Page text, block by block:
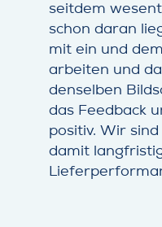
seitdem
schon daran
mit ein und
arbeiten und
denselben
das Feedback
positiv. Wir
damit